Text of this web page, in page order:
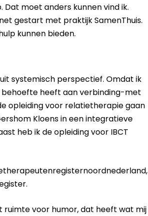
moet anders kunnen vind ik.
gestart met praktijk SamenThuis.
kunnen bieden.
systemisch perspectief. Omdat ik
heeft aan verbinding-met
opleiding voor relatietherapie gaan
Kloens in een integratieve
heb ik de opleiding voor IBCT
ruimte voor humor, dat heeft wat mij